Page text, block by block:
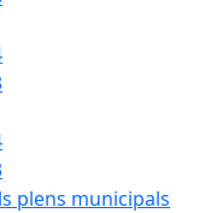
plens municipals